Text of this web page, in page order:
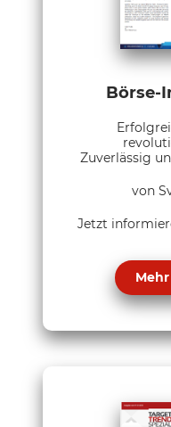
Börse-
Zuverlässig
von
Jetzt